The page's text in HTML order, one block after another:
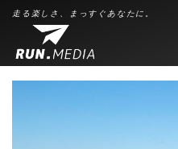
走る楽しさ、まっすぐあなたに。